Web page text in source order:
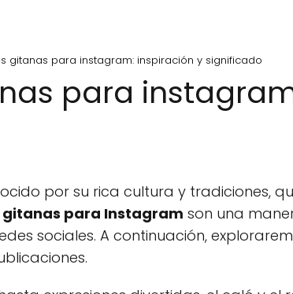
gitanas para instagram: inspiración y significado
para
por su rica cultura y tradiciones,
para Instagram son una
sociales. A continuación,